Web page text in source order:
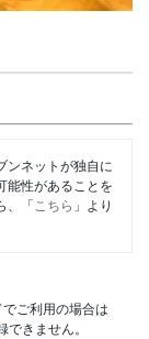
ンネットが独自に
能性があることを
、「 こちら 」より
ご利用の場合は
きません。